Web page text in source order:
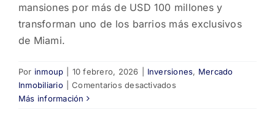
mansiones por más de USD 100 millones y
transforman uno de los barrios más exclusivos
de Miami.
Por inmoup 10 febrero, 2026 Inversiones, Mercado
Inmobiliario
Comentarios desactivadosen
Más información